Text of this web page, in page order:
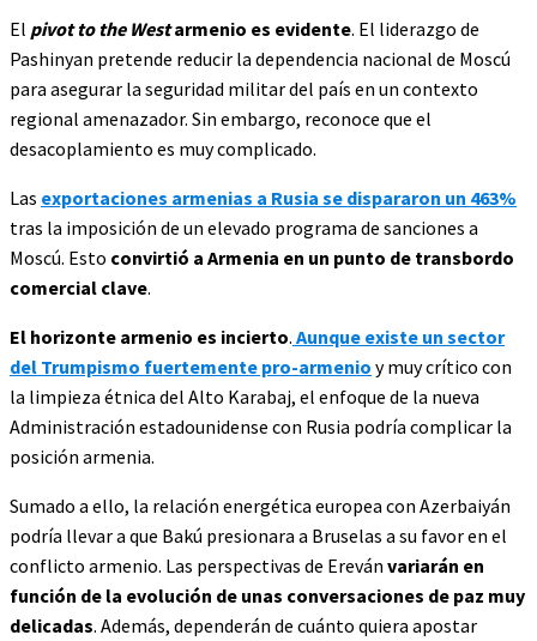
El pivot to the Westarmenio es evidente. El liderazgo de
Pashinyan pretende reducir la dependencia nacional de Moscú
para asegurar la seguridad militar del país en un contexto
regional amenazador. Sin embargo, reconoce que el
desacoplamiento es muy complicado.
Las exportaciones armenias a Rusia se dispararon un 463%
tras la imposición de un elevado programa de sanciones a
Moscú. Esto convirtió a Armenia en un punto de transbordo
comercial clave.
El horizonte armenio es incierto. Aunque existe un sector
del Trumpismo fuertemente pro-armenio y muy crítico con
la limpieza étnica del Alto Karabaj, el enfoque de la nueva
Administración estadounidense con Rusia podría complicar la
posición armenia.
Sumado a ello, la relación energética europea con Azerbaiyán
podría llevar a que Bakú presionara a Bruselas a su favor en el
conflicto armenio. Las perspectivas de Ereván variarán en
función de la evolución de unas conversaciones de paz muy
delicadas. Además, dependerán de cuánto quiera apostar